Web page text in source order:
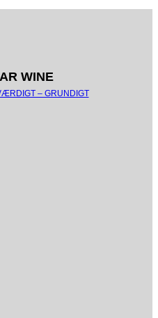
WINE
– GRUNDIGT